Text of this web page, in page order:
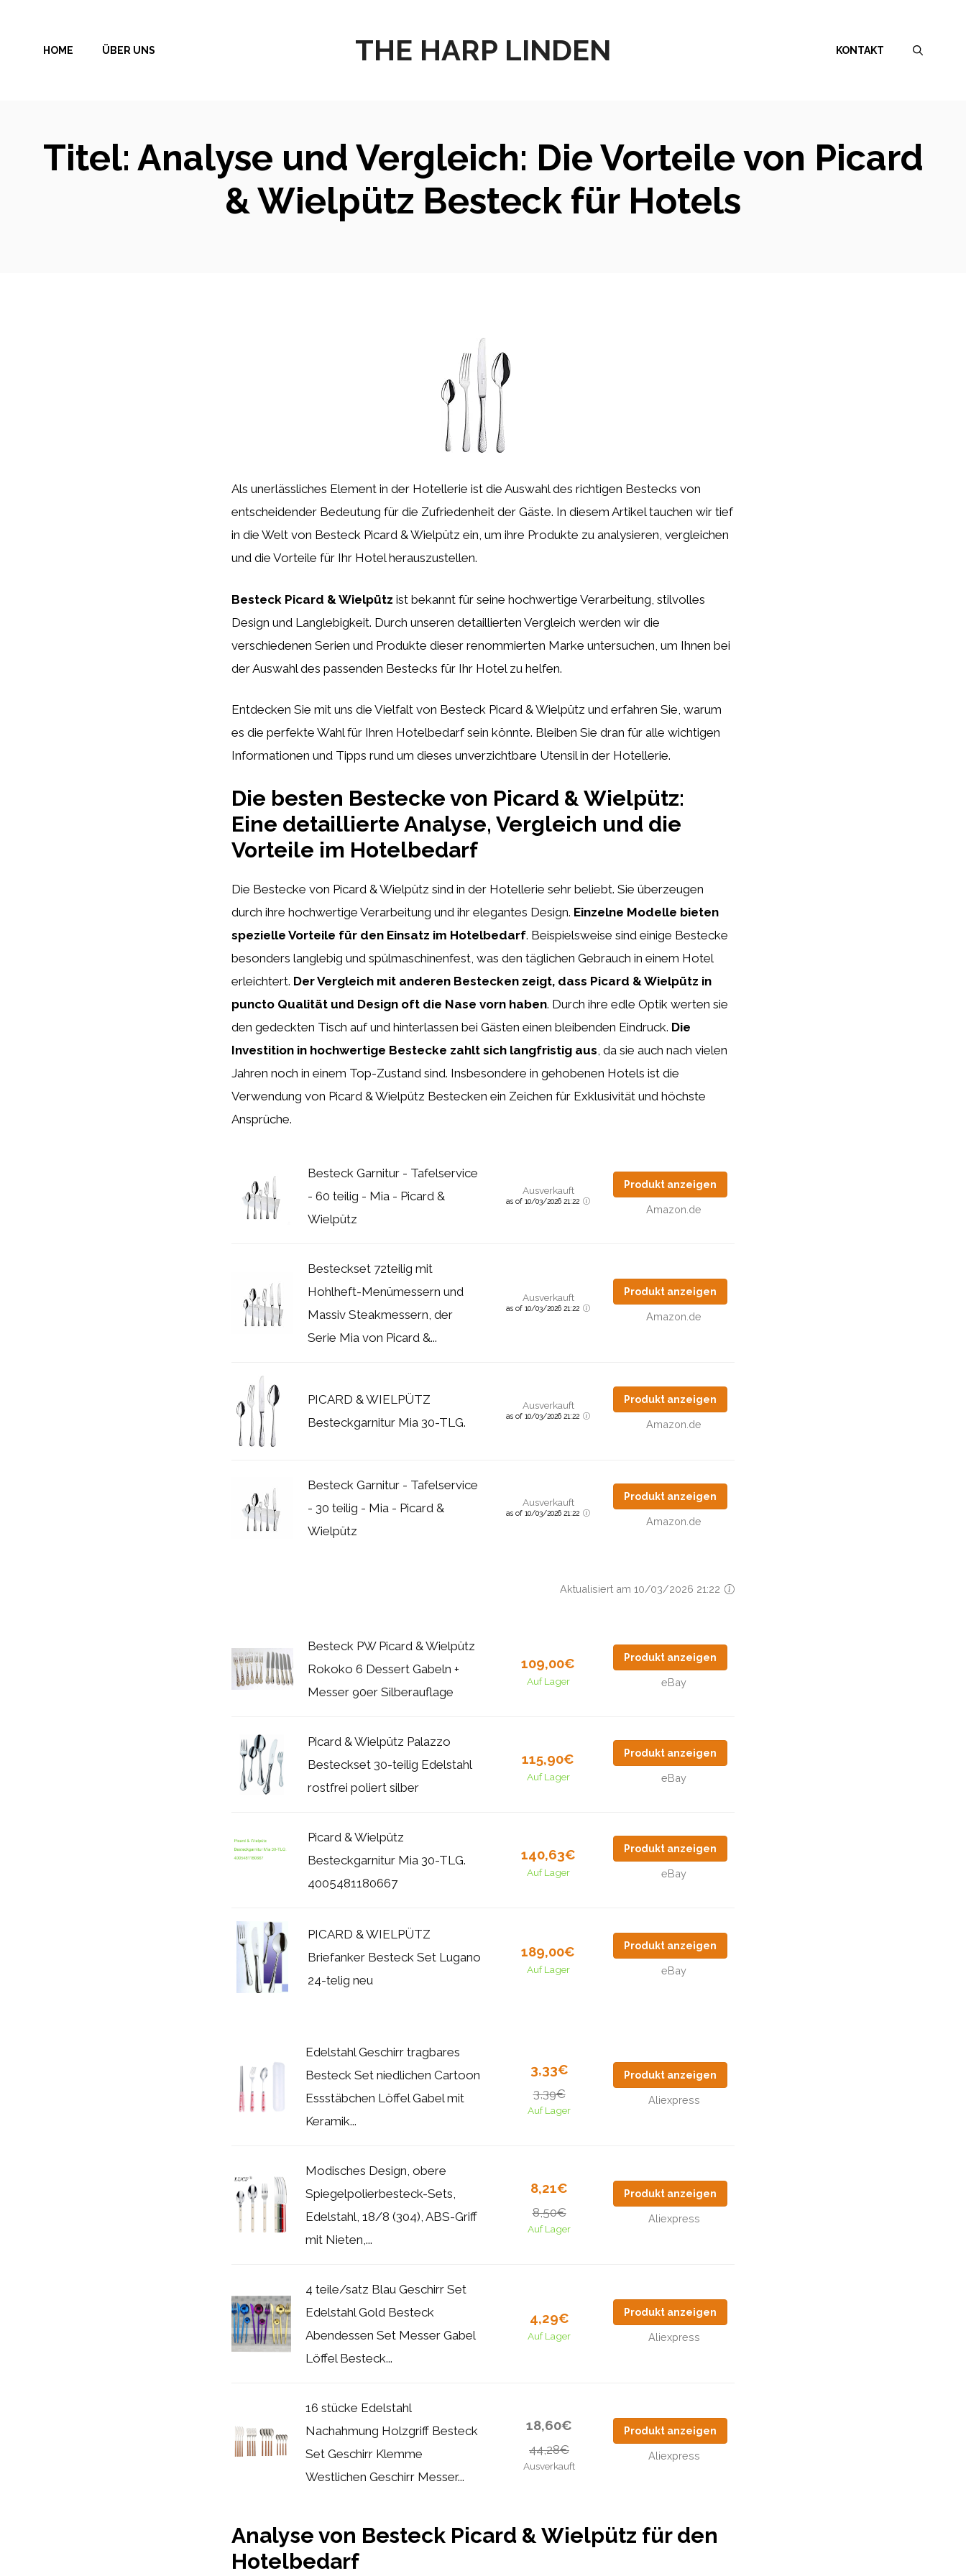
springen
THE HARP LINDEN
HOME ÜBER UNS KONTAKT
Titel: Analyse und Vergleich: Die Vorteile von Picard
& Wielpütz Besteck für Hotels
Als unerlässliches Element in der Hotellerie ist die Auswahl des richtigen Bestecks von
entscheidender Bedeutung für die Zufriedenheit der Gäste. In diesem Artikel tauchen wir tief
in die Welt von Besteck Picard & Wielpütz ein, um ihre Produkte zu analysieren, vergleichen
und die Vorteile für Ihr Hotel herauszustellen.
Besteck Picard & Wielpütz ist bekannt für seine hochwertige Verarbeitung, stilvolles
Design und Langlebigkeit. Durch unseren detaillierten Vergleich werden wir die
verschiedenen Serien und Produkte dieser renommierten Marke untersuchen, um Ihnen bei
der Auswahl des passenden Bestecks für Ihr Hotel zu helfen.
Entdecken Sie mit uns die Vielfalt von Besteck Picard & Wielpütz und erfahren Sie, warum
es die perfekte Wahl für Ihren Hotelbedarf sein könnte. Bleiben Sie dran für alle wichtigen
Informationen und Tipps rund um dieses unverzichtbare Utensil in der Hotellerie.
Die besten Bestecke von Picard & Wielpütz:
Eine detaillierte Analyse, Vergleich und die
Vorteile im Hotelbedarf
Die Bestecke von Picard & Wielpütz sind in der Hotellerie sehr beliebt. Sie überzeugen
durch ihre hochwertige Verarbeitung und ihr elegantes Design. Einzelne Modelle bieten
spezielle Vorteile für den Einsatz im Hotelbedarf. Beispielsweise sind einige Bestecke
besonders langlebig und spülmaschinenfest, was den täglichen Gebrauch in einem Hotel
erleichtert. Der Vergleich mit anderen Bestecken zeigt, dass Picard & Wielpütz in
puncto Qualität und Design oft die Nase vorn haben. Durch ihre edle Optik werten sie
den gedeckten Tisch auf und hinterlassen bei Gästen einen bleibenden Eindruck. Die
Investition in hochwertige Bestecke zahlt sich langfristig aus , da sie auch nach vielen
Jahren noch in einem Top-Zustand sind. Insbesondere in gehobenen Hotels ist die
Verwendung von Picard & Wielpütz Bestecken ein Zeichen für Exklusivität und höchste
Ansprüche.
Besteck Garnitur - Tafelservice
- 60 teilig - Mia - Picard &
Wielpütz
Ausverkauft
as of 10/03/2026 21:22
Produkt anzeigen
Amazon.de
Besteckset 72teilig mit
Hohlheft-Menümessern und
Massiv Steakmessern, der
Serie Mia von Picard &...
Ausverkauft
as of 10/03/2026 21:22
Produkt anzeigen
Amazon.de
PICARD & WIELPÜTZ
Besteckgarnitur Mia 30-TLG.
Ausverkauft
as of 10/03/2026 21:22
Produkt anzeigen
Amazon.de
Besteck Garnitur - Tafelservice
- 30 teilig - Mia - Picard &
Wielpütz
Ausverkauft
as of 10/03/2026 21:22
Produkt anzeigen
Amazon.de
Aktualisiert am 10/03/2026 21:22
Besteck PW Picard & Wielpütz
Rokoko 6 Dessert Gabeln +
Messer 90er Silberauflage
109,00€
Auf Lager
Produkt anzeigen
eBay
Picard & Wielpütz Palazzo
Besteckset 30-teilig Edelstahl
rostfrei poliert silber
115,90€
Auf Lager
Produkt anzeigen
eBay
Picard & Wielpütz
Besteckgarnitur Mia 30-TLG.
4005481180667
140,63€
Auf Lager
Produkt anzeigen
eBay
PICARD & WIELPÜTZ
Briefanker Besteck Set Lugano
24-telig neu
189,00€
Auf Lager
Produkt anzeigen
eBay
Edelstahl Geschirr tragbares
Besteck Set niedlichen Cartoon
Essstäbchen Löffel Gabel mit
Keramik...
3,33€
3,39€
Auf Lager
Produkt anzeigen
Aliexpress
Modisches Design, obere
Spiegelpolierbesteck-Sets,
Edelstahl, 18/8 (304), ABS-Griff
mit Nieten,...
8,21€
8,50€
Auf Lager
Produkt anzeigen
Aliexpress
4 teile/satz Blau Geschirr Set
Edelstahl Gold Besteck
Abendessen Set Messer Gabel
Löffel Besteck...
4,29€
Auf Lager
Produkt anzeigen
Aliexpress
16 stücke Edelstahl
Nachahmung Holzgriff Besteck
Set Geschirr Klemme
Westlichen Geschirr Messer...
18,60€
44,28€
Ausverkauft
Produkt anzeigen
Aliexpress
Analyse von Besteck Picard & Wielpütz für den
Hotelbedarf